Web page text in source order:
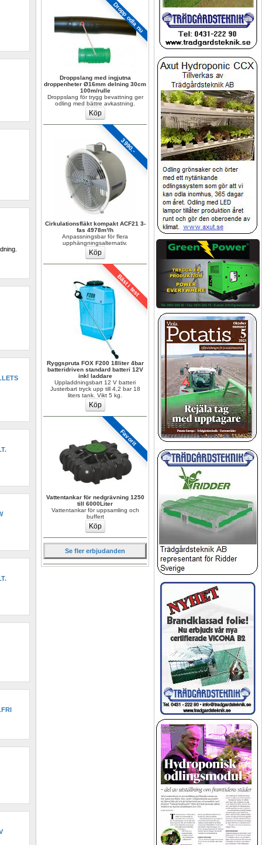
Dropp odla nu
Droppslang med ingjutna
droppenheter Ø16mm delning 30cm
100m/rulle
Droppslang för trygg bevattning ger
odling med bättre avkastning.
3990.-
Cirkulationsfläkt kompakt ACF21 3-
fas 4978m³/h
Anpassningsbar för flera
upphängningsalternativ.
Bäst i test
Ryggspruta FOX F200 18liter 4bar
batteridriven standard batteri 12V
inkl laddare
Uppladdningsbart 12 V batteri
Justerbart tryck upp till 4,2 bar 18
liters tank. Vikt 5 kg.
Favorit
Vattentankar för nedgrävning 1250
till 6000Liter
Vattentankar för uppsamling och
buffert
Se fler erbjudanden